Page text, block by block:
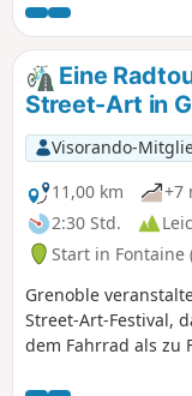
dem Deich, wenn
Feldweg näher am
Weitreichender
schneebedeckt sein
Eine
Street-Art in
Visorando-
11,00 km
+7
2:30 Std.
Start in Fontaine
Grenoble
Street-Art-Festival,
dem Fahrrad als zu